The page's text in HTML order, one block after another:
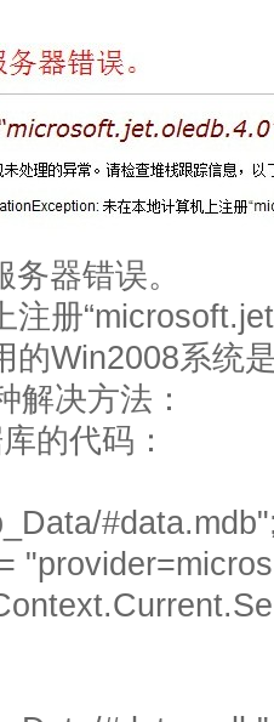
务器错误。
注册
的Win2008系统
解决方法：
的代码：